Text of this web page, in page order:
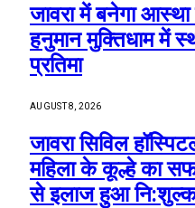
जावरा में बनेगा
हनुमान मुक्तिधाम में
प्रतिमा
AUGUST 8, 2026
जावरा सिविल
महिला के कूल्हे का
से इलाज हुआ